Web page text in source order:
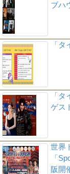
ブハ
「
「
ゲス
世界
「
阪開